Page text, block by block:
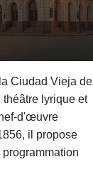
Ciudad Vieja de
lyrique et
d'œuvre
il propose